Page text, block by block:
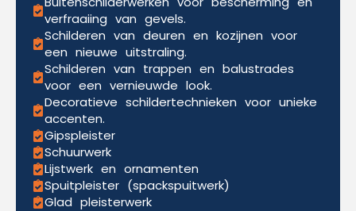
verfraaiing van gevels.
Schilderen van deuren en kozijnen voor
een nieuwe uitstraling.
Schilderen van trappen en balustrades
voor een vernieuwde look.
Decoratieve schildertechnieken voor unieke
accenten.
Gipspleister
Schuurwerk
Lijstwerk en ornamenten
Spuitpleister (spackspuitwerk)
Glad pleisterwerk